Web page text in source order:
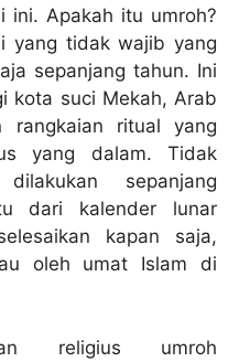
ini. Apakah itu umroh?
yang tidak wajib yang
sepanjang tahun. Ini
kota suci Mekah, Arab
rangkaian ritual yang
yang dalam. Tidak
sepanjang
dari kalender lunar
kapan saja,
oleh umat Islam di
religius umroh